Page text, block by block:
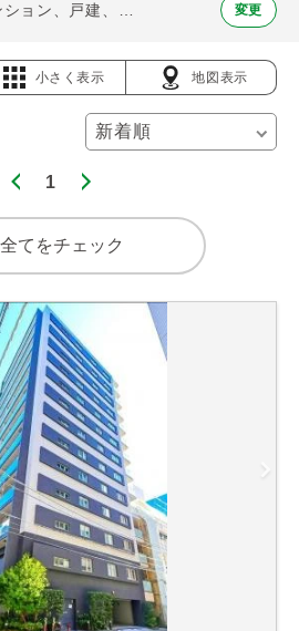
変更
小さく表示 地図表示
1
全てをチェック